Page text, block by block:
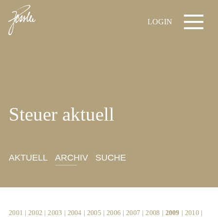
LOGIN
Steuer aktuell
AKTUELL ARCHIV SUCHE
2001 |2002 |2003 2004 2005| 2006 |2007 |2008 2009 2010|